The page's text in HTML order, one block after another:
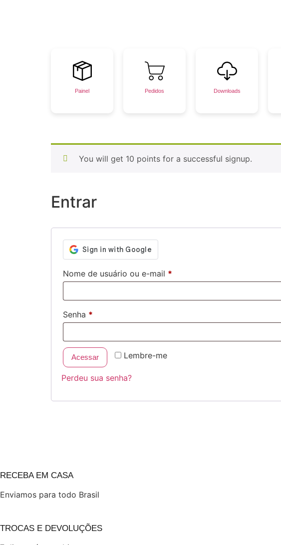
Painel Pedidos Downloads
You will get 10 points for a successful signup.
Entrar
Nome de usuário ou e-mail *
Senha *
Lembre-me
Acessar
Perdeu sua senha?
RECEBA EM CASA
Enviamos para todo Brasil
TROCAS E DEVOLUÇÕES